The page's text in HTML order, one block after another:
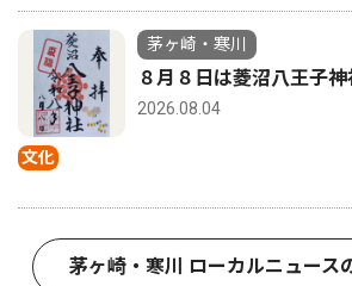
文化
茅ヶ崎・寒川
８月８日は菱沼八王子
2026.08.04
茅ヶ崎・寒川 ローカルニュース